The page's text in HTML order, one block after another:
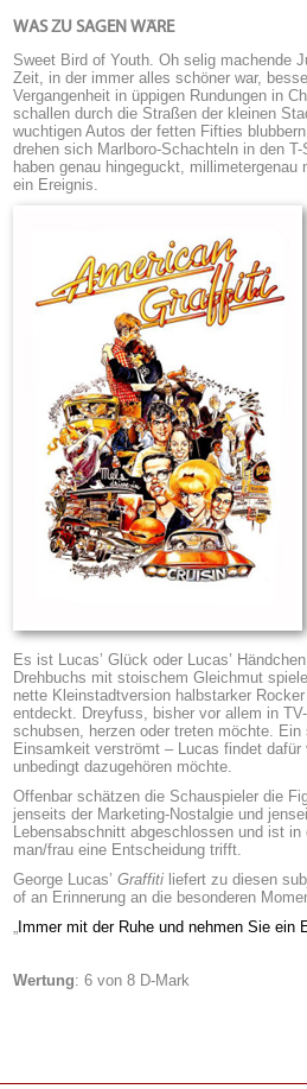
WAS ZU SAGEN WÄRE
Sweet Bird of Youth. Oh selig machende
Zeit, in der immer alles schöner war,
Vergangenheit in üppigen Rundungen in
schallen durch die Straßen der kleinen
wuchtigen Autos der fetten Fifties
drehen sich Marlboro-Schachteln in den
haben genau hingeguckt,
ein Ereignis.
Es ist Lucas’ Glück oder Lucas’
Drehbuchs mit stoischem Gleichmut
nette Kleinstadtversion halbstarker
entdeckt. Dreyfuss, bisher vor allem in
schubsen, herzen oder treten möchte.
Einsamkeit verströmt – Lucas findet
unbedingt dazugehören möchte.
Offenbar schätzen die Schauspieler die
jenseits der Marketing-Nostalgie und
Lebensabschnitt abgeschlossen und ist
man/frau eine Entscheidung trifft.
George Lucas’ Graffiti liefert zu diesen
of an Erinnerung an die besonderen
„ Immer mit der Ruhe und nehmen Sie ein
Wertung: 6 von 8 D-Mark